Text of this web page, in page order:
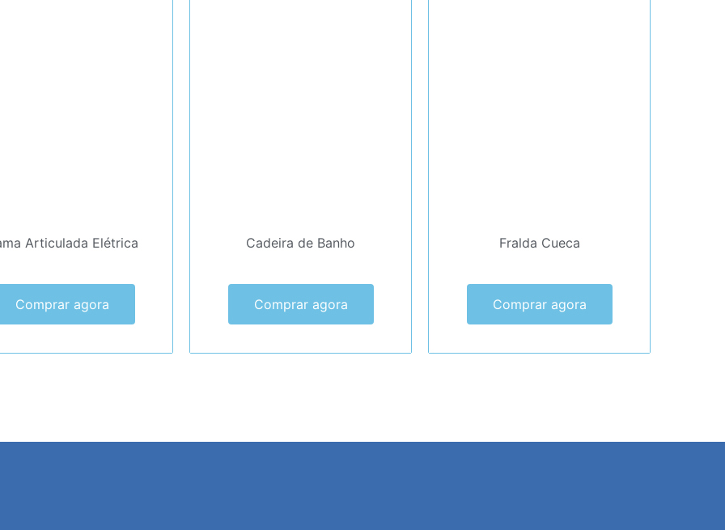
Articulada Elétrica
Comprar agora
Cadeira de Banho
Comprar agora
Fralda Cueca
Comprar agora